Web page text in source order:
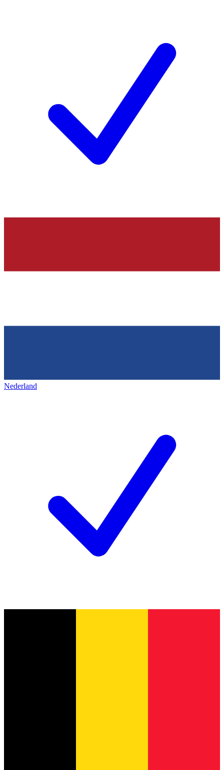
Nederland